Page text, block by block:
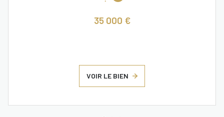
35 000 €
VOIR LE BIEN